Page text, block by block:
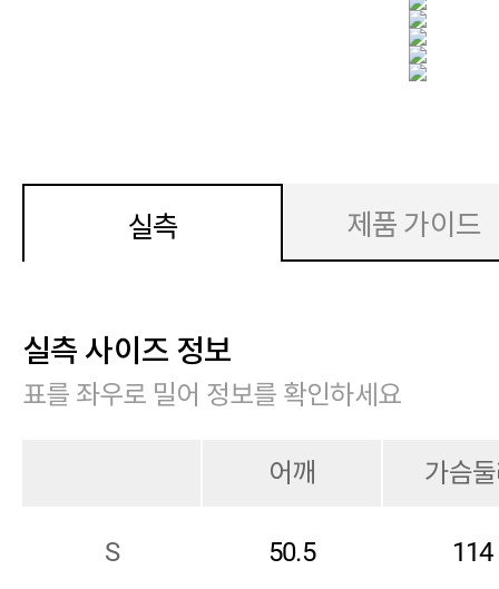
실측 제품 가이드
실측 사이즈 정보
표를 좌우로 밀어 정보를 확인하세요
어깨 가슴
S 50.5 114